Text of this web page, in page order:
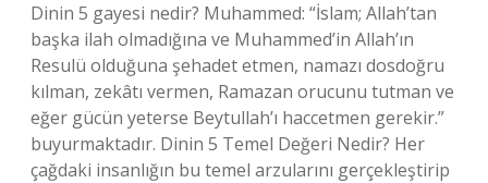
Dinin 5 gayesi nedir? Muhammed: “İslam; Allah’tan
başka ilah olmadığına ve Muhammed’in Allah’ın
Resulü olduğuna şehadet etmen, namazı dosdoğru
kılman, zekâtı vermen, Ramazan orucunu tutman ve
eğer gücün yeterse Beytullah’ı haccetmen gerekir.”
buyurmaktadır. Dinin 5 Temel Değeri Nedir? Her
çağdaki insanlığın bu temel arzularını gerçekleştirip